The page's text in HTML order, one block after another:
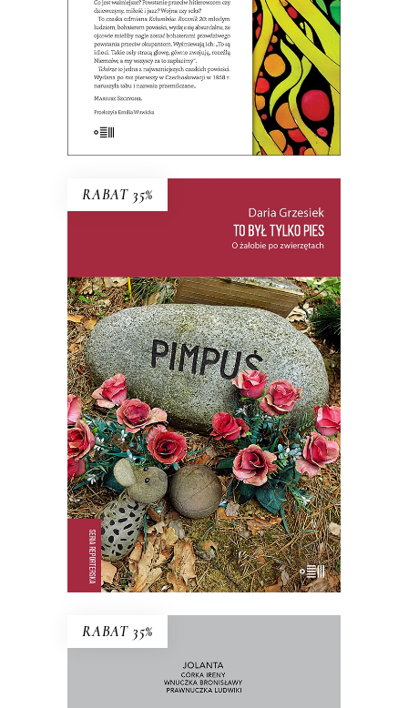
E-BOOK DO KOSZYKA
KSIĄŻKA DO KOSZYKA
RABAT 35%
E-BOOK DO KOSZYKA
TO BYŁ TYLKO PIES
PREMIERA: 22 PAŹDZIERNIKA 2025
54.99zł 35.74zł
KSIĄŻKA DO KOSZYKA
RABAT 35%